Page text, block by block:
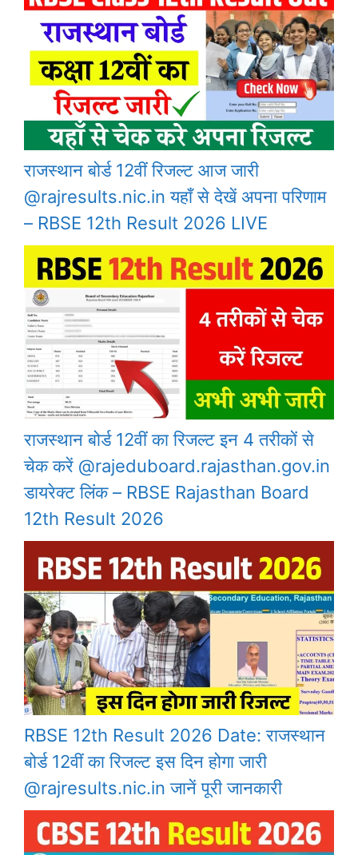
राजस्थान बोर्ड 12वीं रिजल्ट आज जारी
@rajresults.nic.in यहाँ से देखें अपना परिणाम
– RBSE 12th Result 2026 LIVE
राजस्थान बोर्ड 12वीं का रिजल्ट इन 4 तरीकों से
चेक करें @rajeduboard.rajasthan.gov.in
डायरेक्ट लिंक – RBSE Rajasthan Board
12th Result 2026
RBSE 12th Result 2026 Date: राजस्थान
बोर्ड 12वीं का रिजल्ट इस दिन होगा जारी
@rajresults.nic.in जानें पूरी जानकारी